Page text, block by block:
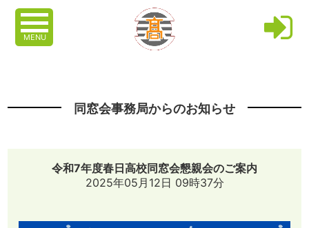
MENU
同窓会事務局からのお知らせ
令和7年度春日高校同窓会懇親会のご案内
2025年05月12日 09時37分